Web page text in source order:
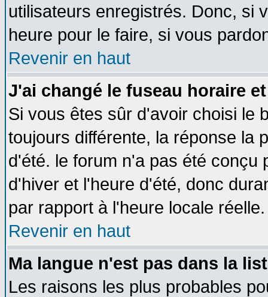
utilisateurs enregistrés. Donc, si
heure pour le faire, si vous
Revenir en haut
J'ai changé le fuseau horaire
Si vous êtes sûr d'avoir choisi le
toujours différente, la réponse la
d'été. le forum n'a pas été conçu
d'hiver et l'heure d'été, donc
par rapport à l'heure locale réelle.
Revenir en haut
Ma langue n'est pas dans la
Les raisons les plus probables